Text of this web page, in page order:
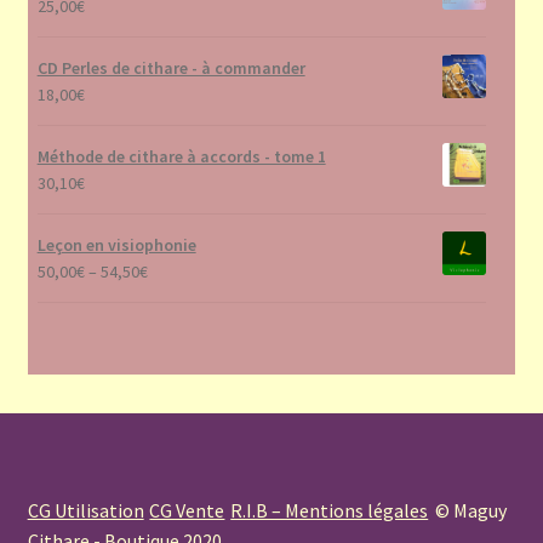
25,00€
CD Perles de cithare - à commander
18,00€
Méthode de cithare à accords - tome 1
30,10€
Leçon en visiophonie
50,00€– 54,50€
CG Utilisation CG Vente R.I.B – Mentions légales © Maguy